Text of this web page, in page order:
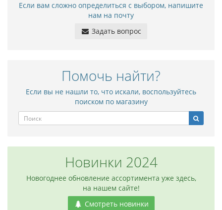
Если вам сложно определиться с выбором, напишите
нам на почту
Задать вопрос
Помочь найти?
Если вы не нашли то, что искали, воспользуйтесь
поиском по магазину
Новинки 2024
Новогоднее обновление ассортимента уже здесь,
на нашем сайте!
Смотреть новинки